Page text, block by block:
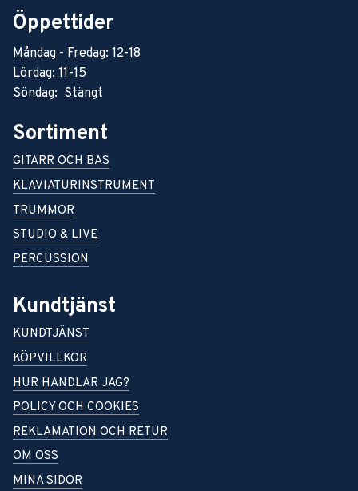
Öppettider
Måndag - Fredag: 12-18
Lördag: 11-15
Söndag: Stängt
Sortiment
GITARR OCH BAS
KLAVIATURINSTRUMENT
TRUMMOR
STUDIO & LIVE
PERCUSSION
Kundtjänst
KUNDTJÄNST
KÖPVILLKOR
HUR HANDLAR JAG?
POLICY OCH COOKIES
REKLAMATION OCH RETUR
OM OSS
MINA SIDOR